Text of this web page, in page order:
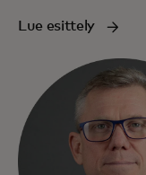
Lue esittely